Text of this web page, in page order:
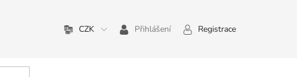
CZK Přihlášení Registrace